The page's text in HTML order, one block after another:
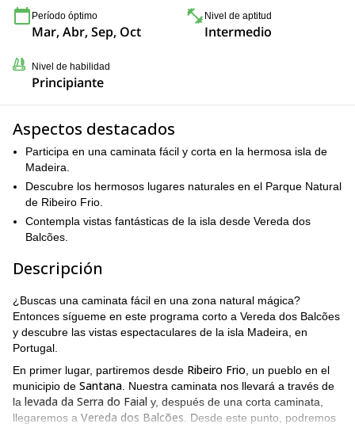
Período óptimo
Mar, Abr, Sep, Oct
Nivel de aptitud
Intermedio
Nivel de habilidad
Principiante
Aspectos destacados
Participa en una caminata fácil y corta en la hermosa isla de
Madeira.
Descubre los hermosos lugares naturales en el Parque Natural
de Ribeiro Frio.
Contempla vistas fantásticas de la isla desde Vereda dos
Balcões.
Descripción
¿Buscas una caminata fácil en una zona natural mágica?
Entonces sígueme en este programa corto a Vereda dos Balcões
y descubre las vistas espectaculares de la isla Madeira, en
Portugal.
En primer lugar, partiremos desde Ribeiro Frio , un pueblo en el
municipio de Santana . Nuestra caminata nos llevará a través de
la levada da Serra do Faial y, después de una corta caminata,
llegaremos a Vereda dos Balcões . Desde este punto, podremos